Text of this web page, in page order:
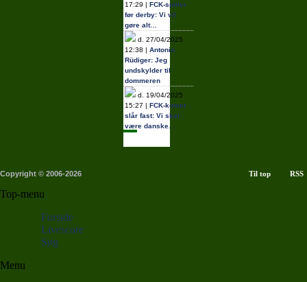
17:29 | FCK-spiller
før derby: Vi vil
gøre alt…
d. 27/04/2025
12:38 | Antonio
Rüdiger: Jeg
undskylder til
dommeren
d. 19/04/2025
15:27 | FCK-komet
slår fast: Vi skal
være danske…
Copyright © 2006-2026 Til top RSS
Top-menu
Forside
Livescore
Søg
Menu